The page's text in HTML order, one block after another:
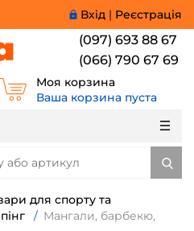
Вхід | Реєстрація
(097) 693 88 67
(066) 790 67 69
Моя корзина
Ваша корзина пуста
для спорту та
/ Мангали, барбекю,